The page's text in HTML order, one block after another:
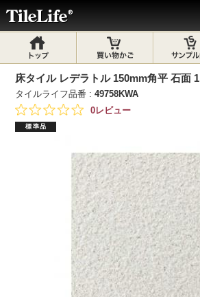
床タイル レデラトル 150mm角平 石面 1
タイルライフ品番 :49758KWA
0レビュー
標準品